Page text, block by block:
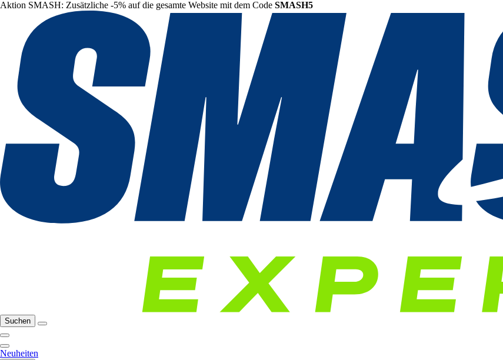
Aktion SMASH: Zusätzliche -5% auf die gesamte Website mit dem Code SMASH5
Suchen
Neuheiten